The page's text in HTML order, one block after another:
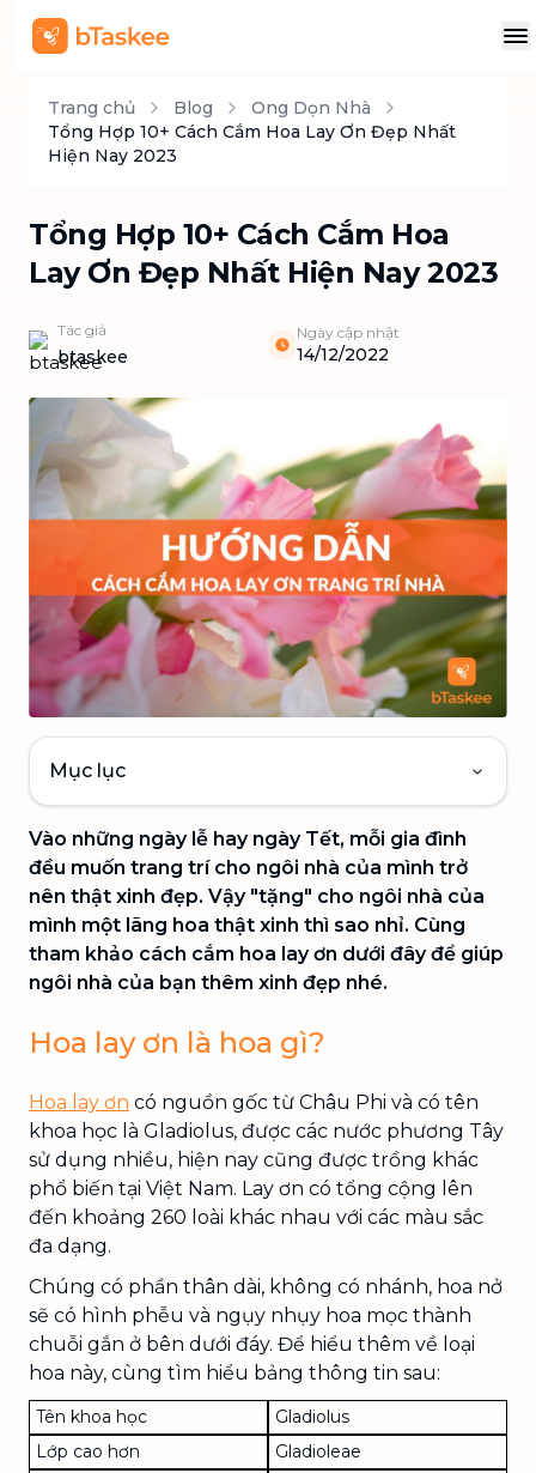
Trang chủ Blog
Ong Dọn Nhà
Tổng Hợp 10+ Cách Cắm Hoa Lay Ơn Đẹp Nhất
Hiện Nay 2023
Tổng Hợp 10+ Cách Cắm Hoa
Lay Ơn Đẹp Nhất Hiện Nay 2023
Tác giả
btaskee
Ngày cập nhật
14/12/2022
Mục lục
Vào những ngày lễ hay ngày Tết, mỗi gia đình
đều muốn trang trí cho ngôi nhà của mình trở
nên thật xinh đẹp. Vậy "tặng" cho ngôi nhà của
mình một lãng hoa thật xinh thì sao nhỉ. Cùng
tham khảo cách cắm hoa lay ơn dưới đây để giúp
ngôi nhà của bạn thêm xinh đẹp nhé.
Hoa lay ơn là hoa gì?
Hoa lay ơn có nguồn gốc từ Châu Phi và có tên
khoa học là Gladiolus, được các nước phương Tây
sử dụng nhiều, hiện nay cũng được trồng khác
phổ biến tại Việt Nam. Lay ơn có tổng cộng lên
đến khoảng 260 loài khác nhau với các màu sắc
đa dạng.
Chúng có phần thân dài, không có nhánh, hoa nở
sẽ có hình phễu và ngụy nhụy hoa mọc thành
chuỗi gắn ở bên dưới đáy. Để hiểu thêm về loại
hoa này, cùng tìm hiểu bảng thông tin sau:
Tên khoa học
Gladiolus
Lớp cao hơn
Gladioleae